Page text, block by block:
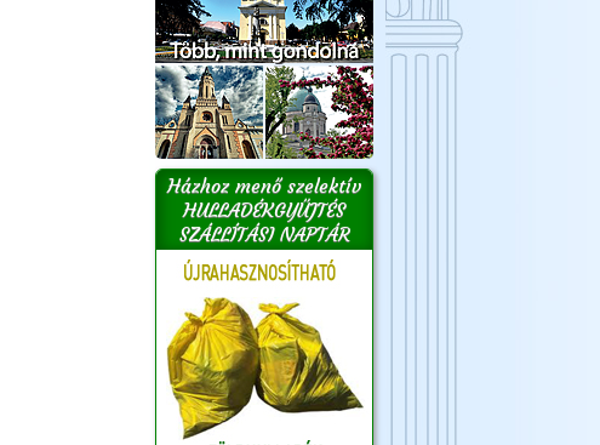
Házhoz menő szelektív
HULLADÉKGYŰJTÉS
SZÁLLÍTÁSI NAPTÁR